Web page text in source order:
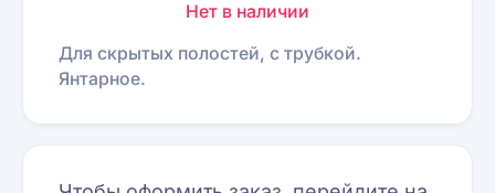
Нет в наличии
Для скрытых полостей, с трубкой.
Янтарное.